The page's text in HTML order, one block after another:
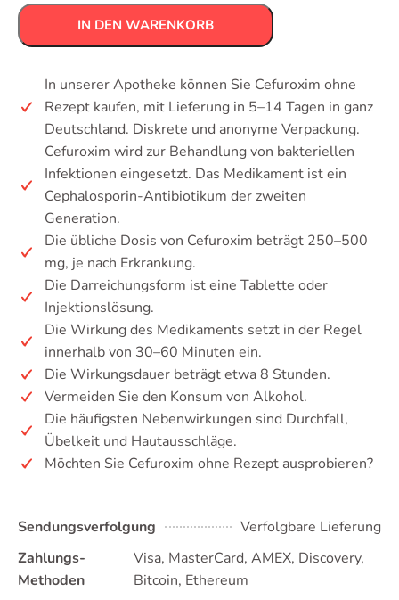
IN DEN WARENKORB
In unserer Apotheke können Sie Cefuroxim ohne
Rezept kaufen, mit Lieferung in 5–14 Tagen in ganz
Deutschland. Diskrete und anonyme Verpackung.
Cefuroxim wird zur Behandlung von bakteriellen
Infektionen eingesetzt. Das Medikament ist ein
Cephalosporin-Antibiotikum der zweiten
Generation.
Die übliche Dosis von Cefuroxim beträgt 250–500
mg, je nach Erkrankung.
Die Darreichungsform ist eine Tablette oder
Injektionslösung.
Die Wirkung des Medikaments setzt in der Regel
innerhalb von 30–60 Minuten ein.
Die Wirkungsdauer beträgt etwa 8 Stunden.
Vermeiden Sie den Konsum von Alkohol.
Die häufigsten Nebenwirkungen sind Durchfall,
Übelkeit und Hautausschläge.
Möchten Sie Cefuroxim ohne Rezept ausprobieren?
Sendungsverfolgung
Verfolgbare Lieferung
Zahlungs-
Methoden
Visa, MasterCard, AMEX, Discovery,
Bitcoin, Ethereum